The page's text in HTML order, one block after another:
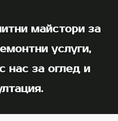
майстори за
услуги,
нас за оглед и